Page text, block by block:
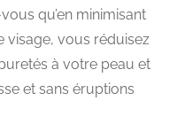
qu’en minimisant
visage, vous réduisez
à votre peau et
et sans éruptions